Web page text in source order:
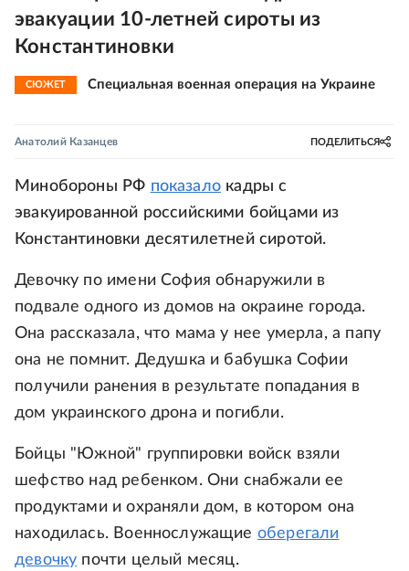
эвакуации 10-летней сироты из
Константиновки
СЮЖЕТ Специальная военная операция на Украине
Анатолий Казанцев ПОДЕЛИТЬСЯ
Минобороны РФ показалокадры с
эвакуированной российскими бойцами из
Константиновки десятилетней сиротой.
Девочку по имени София обнаружили в
подвале одного из домов на окраине города.
Она рассказала, что мама у нее умерла, а папу
она не помнит. Дедушка и бабушка Софии
получили ранения в результате попадания в
дом украинского дрона и погибли.
Бойцы "Южной" группировки войск взяли
шефство над ребенком. Они снабжали ее
продуктами и охраняли дом, в котором она
находилась. Военнослужащие оберегали
девочку почти целый месяц.